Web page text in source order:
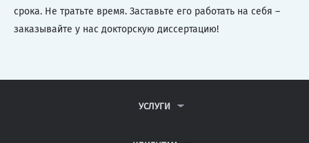
срока. Не тратьте время. Заставьте его работать на себя –
заказывайте у нас докторскую диссертацию!
УСЛУГИ